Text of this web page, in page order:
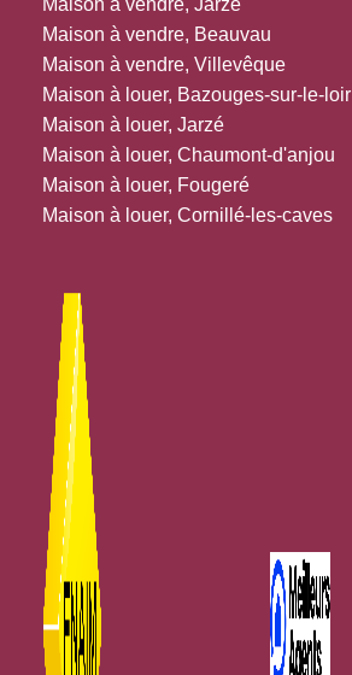
Maison à vendre, Beauvau
Maison à vendre, Villevêque
Maison à louer, Bazouges-sur-le-loir
Maison à louer, Jarzé
Maison à louer, Chaumont-d'anjou
Maison à louer, Fougeré
Maison à louer, Cornillé-les-caves